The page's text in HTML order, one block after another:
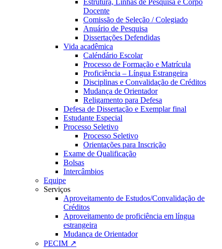
Estrutura, Linhas de Pesquisa e Corpo
Docente
Comissão de Seleção / Colegiado
Anuário de Pesquisa
Dissertações Defendidas
Vida acadêmica
Caléndário Escolar
Processo de Formação e Matrícula
Proficiência – Língua Estrangeira
Disciplinas e Convalidação de Créditos
Mudança de Orientador
Religamento para Defesa
Defesa de Dissertação e Exemplar final
Estudante Especial
Processo Seletivo
Processo Seletivo
Orientações para Inscrição
Exame de Qualificação
Bolsas
Intercâmbios
Equipe
Serviços
Aproveitamento de Estudos/Convalidação de
Créditos
Aproveitamento de proficiência em língua
estrangeira
Mudança de Orientador
PECIM ↗